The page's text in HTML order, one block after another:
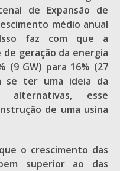
de Expansão de
médio anual
faz com que a
geração da energia
(9 GW) para 16% (27
se ter uma ideia da
esse
de uma usina
o crescimento das
superior ao das